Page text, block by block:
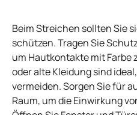
Beim Streichen sollten Sie
schützen. Tragen Sie
um Hautkontakte mit Farbe
oder alte Kleidung sind
vermeiden. Sorgen Sie für
Raum, um die Einwirkung